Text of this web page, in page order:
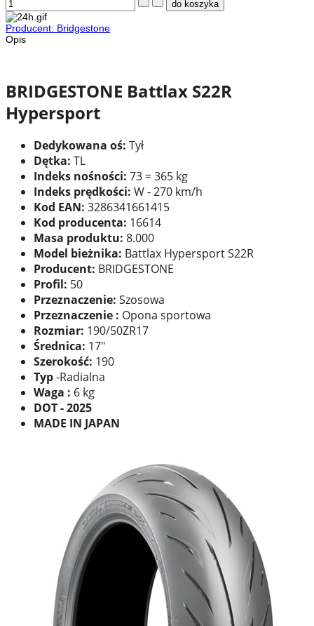
Producent: Bridgestone
Opis
BRIDGESTONE Battlax S22R
Hypersport
Dedykowana oś: Tył
Dętka: TL
Indeks nośności: 73 = 365 kg
Indeks prędkości: W - 270 km/h
Kod EAN: 3286341661415
Kod producenta: 16614
Masa produktu: 8.000
Model bieżnika: Battlax Hypersport S22R
Producent: BRIDGESTONE
Profil: 50
Przeznaczenie: Szosowa
Przeznaczenie : Opona sportowa
Rozmiar: 190/50ZR17
Średnica: 17"
Szerokość: 190
Typ-Radialna
Waga : 6 kg
DOT - 2025
MADE IN JAPAN